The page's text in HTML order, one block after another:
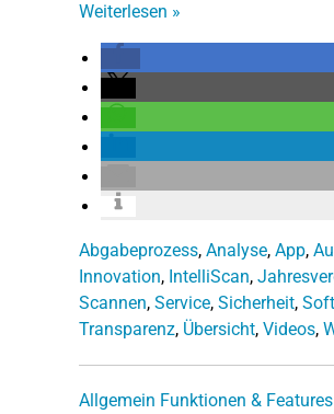
Weiterlesen »
Abgabeprozess, Analyse, App,
Innovation, IntelliScan,
Scannen, Service, Sicherheit,
Transparenz, Übersicht, Videos,
Allgemein Funktionen & Features